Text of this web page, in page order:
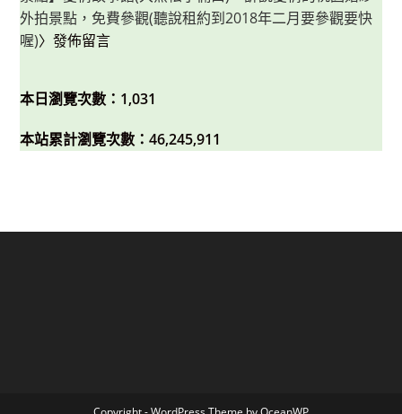
外拍景點，免費參觀(聽說租約到2018年二月要參觀要快
喔)〉發佈留言
本日瀏覽次數：1,031
本站累計瀏覽次數：46,245,911